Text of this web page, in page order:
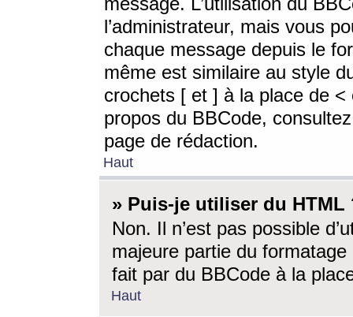
l’administrateur, mais vous
chaque message depuis le
même est similaire au style
crochets [ et ] à la place de <
propos du BBCode,
page de rédaction.
Haut
» Puis-je utiliser du HTML
Non. Il n’est pas possible
majeure partie du
fait par du BBCode à la
Haut